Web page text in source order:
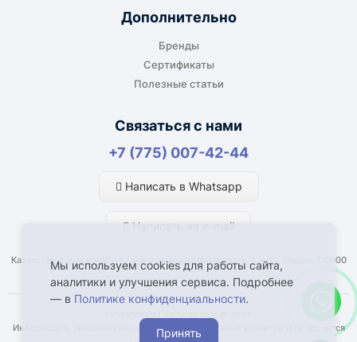
Дополнительно
Бренды
Сертификаты
Полезные статьи
Связаться с нами
+7 (775) 007-42-44
Написать в Whatsapp
Написать на e-mail
Казахстан, г. Костанай, ул Генерала Арыстанбекова, д. 1, к.2а, Индекс 110000
Информация, указанная на сайте, имеет справочный характер и не является
Мы используем cookies для работы сайта,
аналитики и улучшения сервиса. Подробнее
— в Политике конфиденциальности.
Принять